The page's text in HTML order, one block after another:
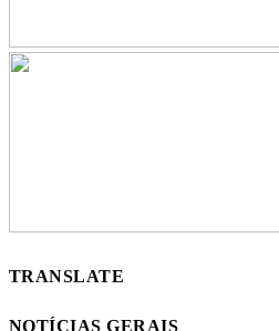
TRANSLATE
NOTÍCIAS GERAIS